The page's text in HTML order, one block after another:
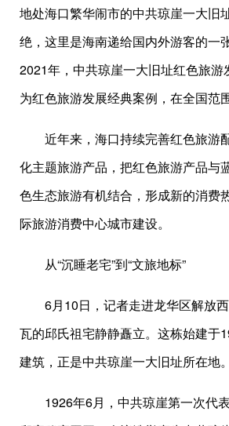
地处海口繁华闹市的中共琼崖一大旧
绝，这里是海南递给国内外游客的一
2021年，中共琼崖一大旧址红色旅游
为红色旅游发展经典案例，在全国范
近年来，海口持续完善红色旅游
化主题旅游产品，把红色旅游产品与
色生态旅游有机结合，形成新的消费
际旅游消费中心城市建设。
从“沉睡老宅”到“文旅地标”
6月10日，记者走进龙华区解放
瓦的邱氏祖宅静静矗立。这栋始建于
建筑，正是中共琼崖一大旧址所在地。
1926年6月，中共琼崖第一次代